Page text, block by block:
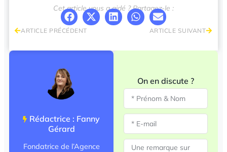
Rédactrice : Fanny
Gérard
Fondatrice de l’Agence
On en discute ?
Cet article vous a aidé ? Partagez-le :
ARTICLE PRÉCÉDENT ARTICLE SUIVANT